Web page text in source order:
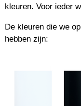
kleuren. Voor ieder
De kleuren die we
hebben zijn: